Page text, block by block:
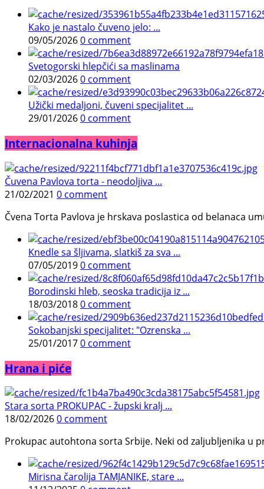
Kako je nastalo čuveno jelo: ...
09/05/20260 comment
Svetogorski hlepčići sa maslinama
02/03/20260 comment
Užički medaljoni, čuveni specijalitet ...
29/01/20260 comment
Internacionalna kuhinja
Čuvena Pavlova torta - neodoljiva ...
21/02/2021 0 comment
Čvena Torta Pavlova je hrskava poslastica od belanaca
Knedle sa šljivama, slatkiš za sva ...
07/05/20190 comment
Borodinski hleb, seoska tradicija iz ...
18/03/20180 comment
Sokobanjski specijalitet: "Ozrenska ...
25/01/20170 comment
Hrana i piće
Stara sorta PROKUPAC - župski kralj ...
18/02/20260 comment
Prokupac autohtona sorta Srbije. Neki od zaljubljenika u
Mirisna čarolija TAMJANIKE, stare ...